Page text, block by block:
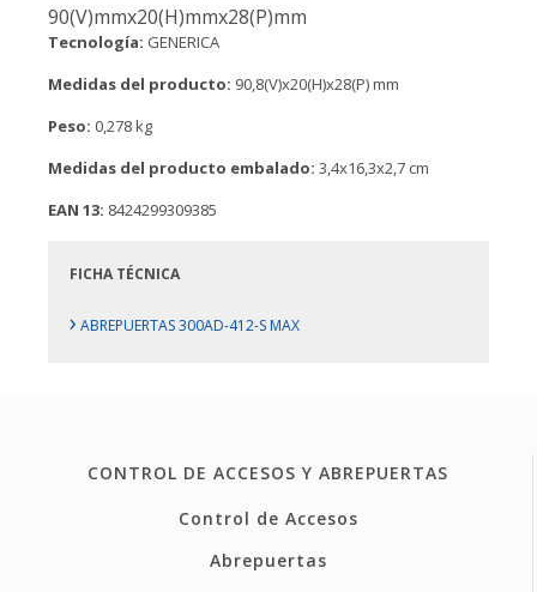
90(V)mmx20(H)mmx28(P)mm
Tecnología: GENERICA
Medidas del producto: 90,8(V)x20(H)x28(P) mm
Peso: 0,278 kg
Medidas del producto embalado: 3,4x16,3x2,7 cm
EAN 13: 8424299309385
FICHA TÉCNICA
› ABREPUERTAS 300AD-412-S MAX
CONTROL DE ACCESOS Y ABREPUERTAS
Control de Accesos
Abrepuertas